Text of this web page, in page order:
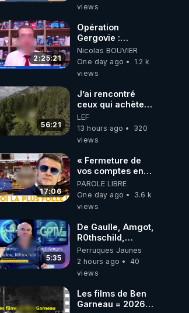
views
2:25:21
Opération
Gergovie :
‪@38resistancegauloise‬
‪@MarionSigautOfficiel‬
‪@gladysriifard5710‬
Nicolas BOUVIER
One day ago
1.2 k
views
56:21
J’ai rencontré
ceux qui achètent
des bunkers pour
survivre à la fin
du monde
LEF
13 hours ago
320
views
17:06
« Fermeture de
vos comptes en
banque ! » :
Macron impose
une loi folle !
PAROLE LIBRE
One day ago
3.6 k
views
5:35
De Gaulle, Amgot,
R0thschild,
Macron &
Pompidou…
Macron Claude
X 2024
Perruques Jaunes
2 hours ago
40
views
Les films de Ben
Garneau = 2026-